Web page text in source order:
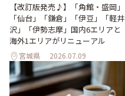
【改訂版発売♪】「角館・盛岡」
「仙台」「鎌倉」「伊豆」「軽井
沢」「伊勢志摩」国内6エリアと
海外1エリアがリニューアル
宮城県 2026.07.09